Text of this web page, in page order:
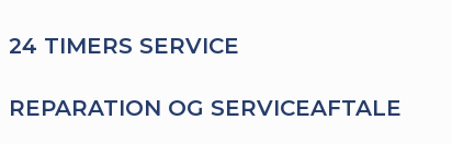
24 TIMERS SERVICE
REPARATION OG SERVICEAFTALE